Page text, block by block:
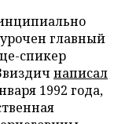
главный
спикер
написал
1992 года,